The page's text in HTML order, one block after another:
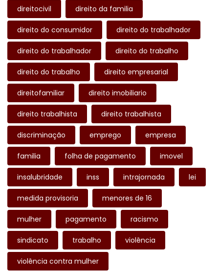
direitocivil direito da familia
direito do consumidor direito do trabalhador
direito do trabalhador direito do trabalho
direito do trabalho direito empresarial
direitofamiliar direito imobiliario
direito trabalhista direito trabalhista
discriminação emprego empresa
familia folha de pagamento imovel
insalubridade inss intrajornada lei
medida provisoria menores de 16
mulher pagamento racismo
sindicato trabalho violência
violência contra mulher